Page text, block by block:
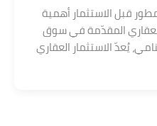
قبل الاستثمار أهمية
المقدّمة في سوق
يُعدّ الاستثمار العقاري